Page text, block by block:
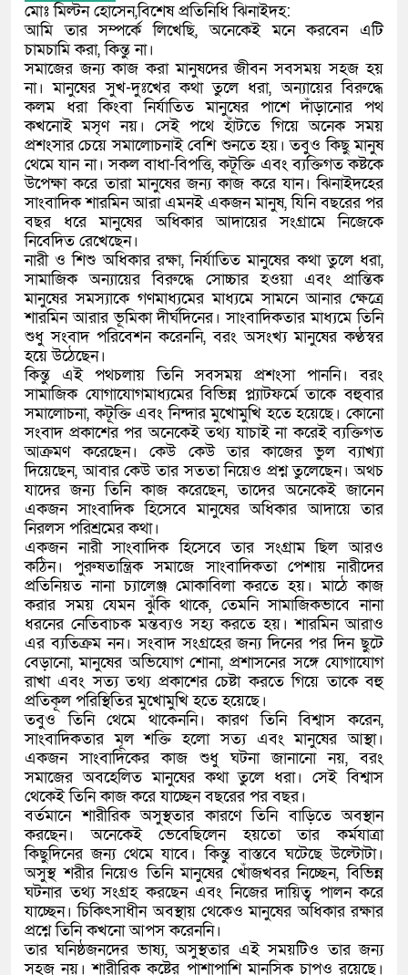
মোঃ মিল্টন হোসেন,বিশেষ প্রতিনিধি ঝিনাইদহ:
আমি তার সম্পর্কে লিখেছি, অনেকেই মনে করবেন এটি
চামচামি করা, কিন্তু না।
সমাজের জন্য কাজ করা মানুষদের জীবন সবসময় সহজ হয়
না। মানুষের সুখ-দুঃখের কথা তুলে ধরা, অন্যায়ের বিরুদ্ধে
কলম ধরা কিংবা নির্যাতিত মানুষের পাশে দাঁড়ানোর পথ
কখনোই মসৃণ নয়। সেই পথে হাঁটতে গিয়ে অনেক সময়
প্রশংসার চেয়ে সমালোচনাই বেশি শুনতে হয়। তবুও কিছু মানুষ
থেমে যান না। সকল বাধা-বিপত্তি, কটূক্তি এবং ব্যক্তিগত কষ্টকে
উপেক্ষা করে তারা মানুষের জন্য কাজ করে যান। ঝিনাইদহের
সাংবাদিক শারমিন আরা এমনই একজন মানুষ, যিনি বছরের পর
বছর ধরে মানুষের অধিকার আদায়ের সংগ্রামে নিজেকে
নিবেদিত রেখেছেন।
নারী ও শিশু অধিকার রক্ষা, নির্যাতিত মানুষের কথা তুলে ধরা,
সামাজিক অন্যায়ের বিরুদ্ধে সোচ্চার হওয়া এবং প্রান্তিক
মানুষের সমস্যাকে গণমাধ্যমের মাধ্যমে সামনে আনার ক্ষেত্রে
শারমিন আরার ভূমিকা দীর্ঘদিনের। সাংবাদিকতার মাধ্যমে তিনি
শুধু সংবাদ পরিবেশন করেননি, বরং অসংখ্য মানুষের কণ্ঠস্বর
হয়ে উঠেছেন।
কিন্তু এই পথচলায় তিনি সবসময় প্রশংসা পাননি। বরং
সামাজিক যোগাযোগমাধ্যমের বিভিন্ন প্ল্যাটফর্মে তাকে বহুবার
সমালোচনা, কটূক্তি এবং নিন্দার মুখোমুখি হতে হয়েছে। কোনো
সংবাদ প্রকাশের পর অনেকেই তথ্য যাচাই না করেই ব্যক্তিগত
আক্রমণ করেছেন। কেউ কেউ তার কাজের ভুল ব্যাখ্যা
দিয়েছেন, আবার কেউ তার সততা নিয়েও প্রশ্ন তুলেছেন। অথচ
যাদের জন্য তিনি কাজ করেছেন, তাদের অনেকেই জানেন
একজন সাংবাদিক হিসেবে মানুষের অধিকার আদায়ে তার
নিরলস পরিশ্রমের কথা।
একজন নারী সাংবাদিক হিসেবে তার সংগ্রাম ছিল আরও
কঠিন। পুরুষতান্ত্রিক সমাজে সাংবাদিকতা পেশায় নারীদের
প্রতিনিয়ত নানা চ্যালেঞ্জ মোকাবিলা করতে হয়। মাঠে কাজ
করার সময় যেমন ঝুঁকি থাকে, তেমনি সামাজিকভাবে নানা
ধরনের নেতিবাচক মন্তব্যও সহ্য করতে হয়। শারমিন আরাও
এর ব্যতিক্রম নন। সংবাদ সংগ্রহের জন্য দিনের পর দিন ছুটে
বেড়ানো, মানুষের অভিযোগ শোনা, প্রশাসনের সঙ্গে যোগাযোগ
রাখা এবং সত্য তথ্য প্রকাশের চেষ্টা করতে গিয়ে তাকে বহু
প্রতিকূল পরিস্থিতির মুখোমুখি হতে হয়েছে।
তবুও তিনি থেমে থাকেননি। কারণ তিনি বিশ্বাস করেন,
সাংবাদিকতার মূল শক্তি হলো সত্য এবং মানুষের আস্থা।
একজন সাংবাদিকের কাজ শুধু ঘটনা জানানো নয়, বরং
সমাজের অবহেলিত মানুষের কথা তুলে ধরা। সেই বিশ্বাস
থেকেই তিনি কাজ করে যাচ্ছেন বছরের পর বছর।
বর্তমানে শারীরিক অসুস্থতার কারণে তিনি বাড়িতে অবস্থান
করছেন। অনেকেই ভেবেছিলেন হয়তো তার কর্মযাত্রা
কিছুদিনের জন্য থেমে যাবে। কিন্তু বাস্তবে ঘটেছে উল্টোটা।
অসুস্থ শরীর নিয়েও তিনি মানুষের খোঁজখবর নিচ্ছেন, বিভিন্ন
ঘটনার তথ্য সংগ্রহ করছেন এবং নিজের দায়িত্ব পালন করে
যাচ্ছেন। চিকিৎসাধীন অবস্থায় থেকেও মানুষের অধিকার রক্ষার
প্রশ্নে তিনি কখনো আপস করেননি।
তার ঘনিষ্ঠজনদের ভাষ্য, অসুস্থতার এই সময়টিও তার জন্য
সহজ নয়। শারীরিক কষ্টের পাশাপাশি মানসিক চাপও রয়েছে।